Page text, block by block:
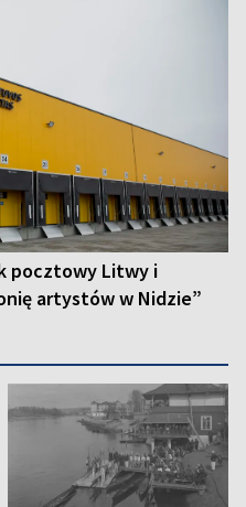
pocztowy Litwy i
artystów w Nidzie”